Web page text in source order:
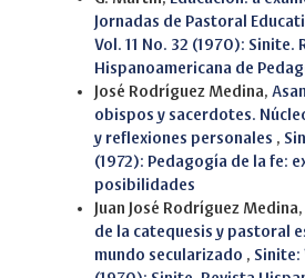
Jornadas de Pastoral
Vol. 11 No. 32 (1970): Sinite.
Hispanoamericana de
José Rodríguez Medina,
obispos y sacerdotes.
y reflexiones personales ,
(1972): Pedagogía de la fe:
posibilidades
Juan José Rodríguez Medina,
de la catequesis y pastoral
mundo secularizado , Sinite: